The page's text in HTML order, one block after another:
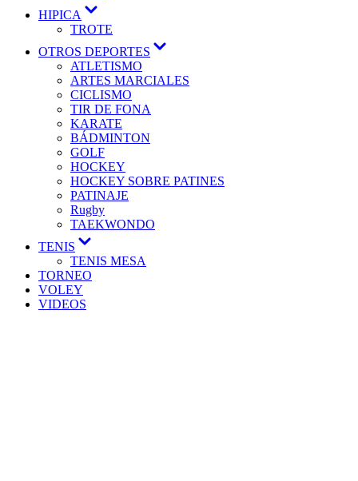
HIPICA
TROTE
OTROS DEPORTES
ATLETISMO
ARTES MARCIALES
CICLISMO
TIR DE FONA
KARATE
BÁDMINTON
GOLF
HOCKEY
HOCKEY SOBRE PATINES
PATINAJE
Rugby
TAEKWONDO
TENIS
TENIS MESA
TORNEO
VOLEY
VIDEOS